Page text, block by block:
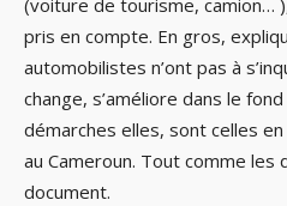
(voiture de tourisme, camion…
pris en compte. En gros,
automobilistes n’ont pas à
change, s’améliore dans le
démarches elles, sont celles
au Cameroun. Tout comme les
document.